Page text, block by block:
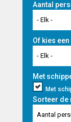
Aantal
- Elk -
Of kies
- Elk -
Met
Met
Sorteer de
Aantal